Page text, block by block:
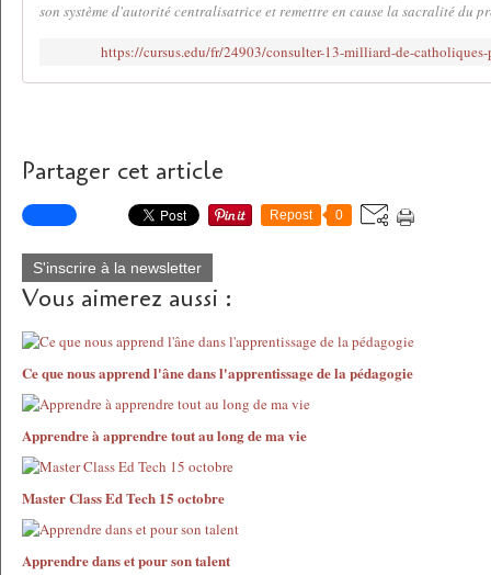
son système d'autorité centralisatrice et remettre en cause la sacralité du
https://cursus.edu/fr/24903/consulter-13-milliard-de-
Partager cet article
Repost 0
S'inscrire à la newsletter
Vous aimerez aussi :
Ce que nous apprend l'âne dans l'apprentissage de la pédagogie
Apprendre à apprendre tout au long de ma vie
Master Class Ed Tech 15 octobre
Apprendre dans et pour son talent